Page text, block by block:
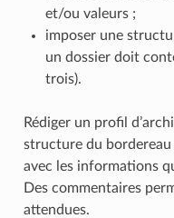
et/ou valeurs ;
imposer une
un dossier doit
trois).
Rédiger un profil
structure du
avec les informations
Des commentaires
attendues.